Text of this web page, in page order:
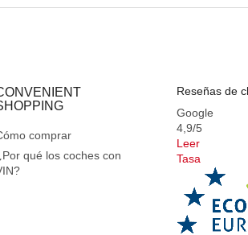
comprar
qué los coches con
Reseñas de
Google
4,9/5
Leer
Tasa